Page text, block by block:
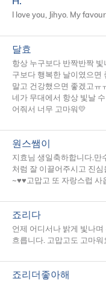
I love you, Jihyo. My
달효
항상 누구보다 반짝반짝
구보다 행복한 날이였으면
말고 건강했으면 좋겠고ㅠ
네가 무대에서 항상 빛날
어줘서 너무 고마워💛
원스쌤이
지효님 생일축하합니다.만
처럼 잘 이끌어주시고 진
~♥♥고맙고 또 자랑스럽 사
죠리다
언제 어디서나 밝게 빛나
흐릅니다. 고맙고도 고마워
죠리더좋아해